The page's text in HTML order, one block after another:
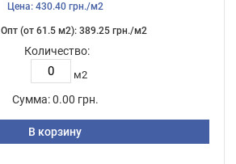
Цена: 430.40 грн./м2
Опт (от 61.5 м2): 389.25 грн./м2
Количество:
м2
Сумма: 0.00 грн.
В корзину